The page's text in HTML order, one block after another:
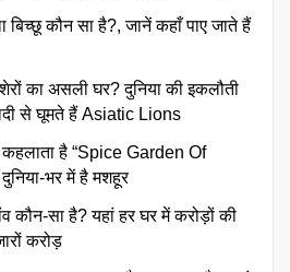
बिच्छू कौन सा है?, जानें कहाँ पाए जाते हैं
का असली घर? दुनिया की इकलौती
से घूमते हैं Asiatic Lions
कहलाता है “Spice Garden Of
भर में है मशहूर
कौन-सा है? यहां हर घर में करोड़ों की
करोड़